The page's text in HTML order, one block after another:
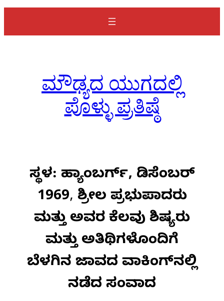
a
c
ಮೌಢ್ಯದ ಯುಗದಲ್ಲಿ
ಪೊಳ್ಳು ಪ್ರತಿಷ್ಠೆ
ಸ್ಥಳ: ಹ್ಯಾಂಬರ್ಗ್, ಡಿಸೆಂಬರ್
1969, ಶ್ರೀಲ ಪ್ರಭುಪಾದರು
ಮತ್ತು ಅವರ ಕೆಲವು ಶಿಷ್ಯರು
ಮತ್ತು ಅತಿಥಿಗಳೊಂದಿಗೆ
ಬೆಳಗಿನ ಜಾವದ ವಾಕಿಂಗ್‌ನಲ್ಲಿ
ನಡೆದ ಸಂವಾದ